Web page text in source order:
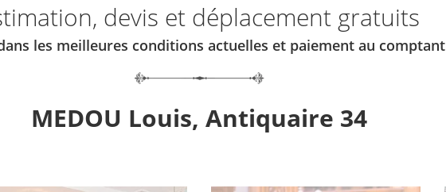
devis et déplacement gratuits
les meilleures conditions actuelles et paiement au comptant
MEDOU Louis, Antiquaire 34